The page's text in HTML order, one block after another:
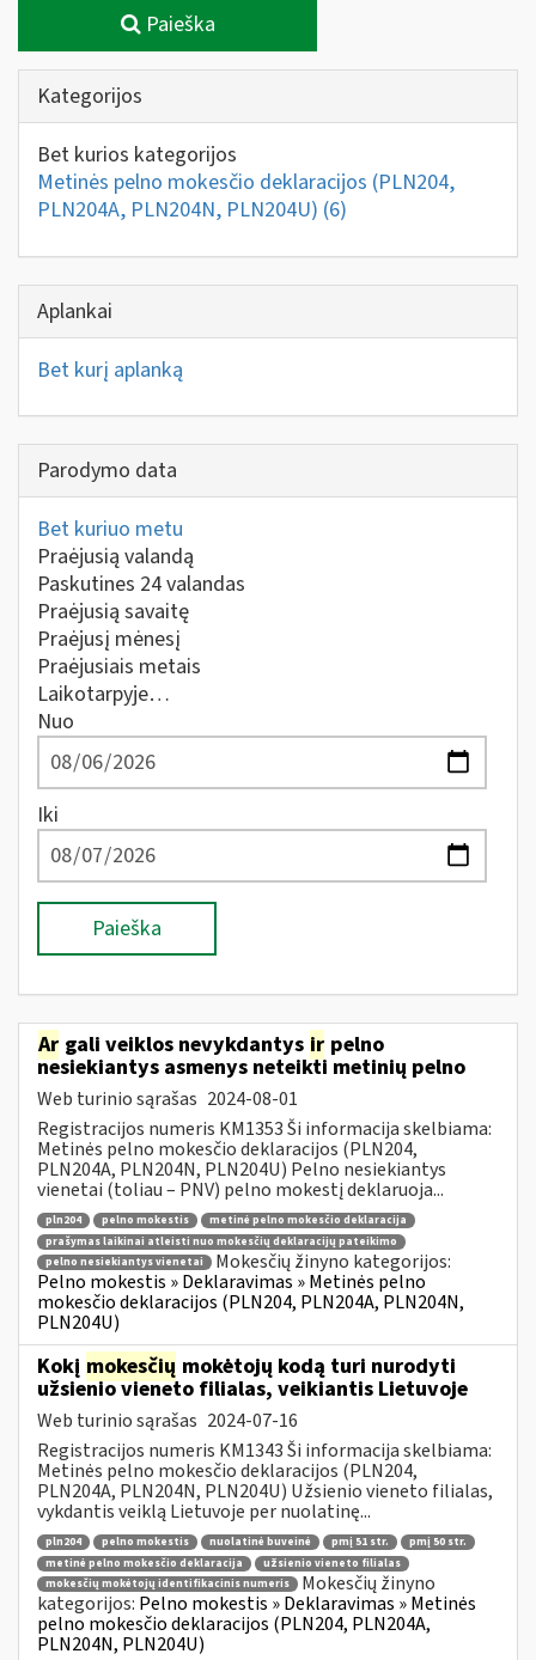
Paieška
Kategorijos
Bet kurios kategorijos
Metinės pelno mokesčio deklaracijos (PLN204,
PLN204A, PLN204N, PLN204U) (6)
Aplankai
Bet kurį aplanką
Parodymo data
Bet kuriuo metu
Praėjusią valandą
Paskutines 24 valandas
Praėjusią savaitę
Praėjusį mėnesį
Praėjusiais metais
Laikotarpyje…
Nuo
Iki
Paieška
Ar gali veiklos nevykdantys ir pelno
nesiekiantys asmenys neteikti metinių pelno
Web turinio sąrašas 2024-08-01
Registracijos numeris KM1353 Ši informacija skelbiama:
Metinės pelno mokesčio deklaracijos (PLN204,
PLN204A, PLN204N, PLN204U) Pelno nesiekiantys
vienetai (toliau – PNV) pelno mokestį deklaruoja...
pln204 pelno mokestis
metinė pelno mokesčio deklaracija
prašymas laikinai atleisti nuo mokesčių deklaracijų pateikimo
pelno nesiekiantys vienetai
Mokesčių žinyno kategorijos:
Pelno mokestis » Deklaravimas » Metinės pelno
mokesčio deklaracijos (PLN204, PLN204A, PLN204N,
PLN204U)
Kokį mokesčių mokėtojų kodą turi nurodyti
užsienio vieneto filialas, veikiantis Lietuvoje
Web turinio sąrašas 2024-07-16
Registracijos numeris KM1343 Ši informacija skelbiama:
Metinės pelno mokesčio deklaracijos (PLN204,
PLN204A, PLN204N, PLN204U) Užsienio vieneto filialas,
vykdantis veiklą Lietuvoje per nuolatinę...
pln204 pelno mokestis nuolatinė buveinė pmį 51 str.
pmį 50 str.
metinė pelno mokesčio deklaracija
užsienio vieneto filialas
mokesčių mokėtojų identifikacinis numeris
Mokesčių žinyno
kategorijos: Pelno mokestis » Deklaravimas » Metinės
pelno mokesčio deklaracijos (PLN204, PLN204A,
PLN204N, PLN204U)